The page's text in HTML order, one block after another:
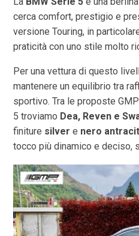
cerca comfort, prestigio e
versione Touring, in
praticità con uno stile molto
Per una vettura di questo
mantenere un equilibrio tra
sportivo. Tra le proposte
5 troviamo Dea, Reven e
finiture silver e nero
tocco più dinamico e deciso,